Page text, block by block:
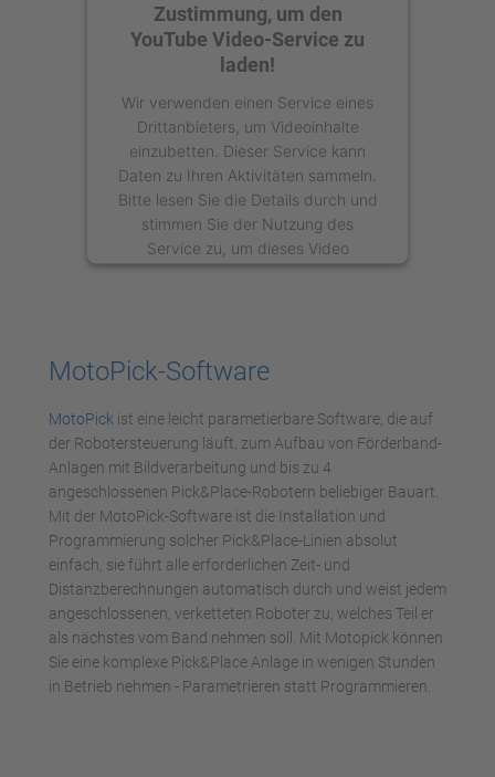
Zustimmung, um den
YouTube Video-Service zu
laden!
Wir verwenden einen Service eines
Drittanbieters, um Videoinhalte
einzubetten. Dieser Service kann
Daten zu Ihren Aktivitäten sammeln.
Bitte lesen Sie die Details durch und
stimmen Sie der Nutzung des
Service zu, um dieses Video
anzusehen.
powered byUsercentrics Consent
Management Platform
MotoPick-Software
MotoPick ist eine leicht parametierbare Software, die auf
der Robotersteuerung läuft, zum Aufbau von Förderband-
Anlagen mit Bildverarbeitung und bis zu 4
angeschlossenen Pick&Place-Robotern beliebiger Bauart.
Mit der MotoPick-Software ist die Installation und
Programmierung solcher Pick&Place-Linien absolut
einfach, sie führt alle erforderlichen Zeit- und
Distanzberechnungen automatisch durch und weist jedem
angeschlossenen, verketteten Roboter zu, welches Teil er
als nächstes vom Band nehmen soll. Mit Motopick können
Sie eine komplexe Pick&Place Anlage in wenigen Stunden
in Betrieb nehmen - Parametrieren statt Programmieren.